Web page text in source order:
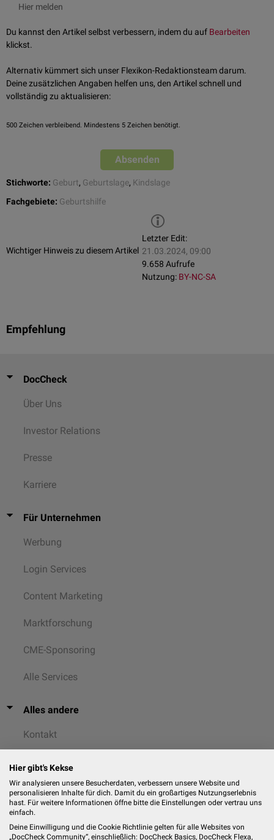
Hier melden
Du kannst den Artikel selbst verbessern, indem du auf Bearbeiten
klickst.
Alternativ kümmert sich unser Flexikon-Redaktionsteam darum.
Deine zusätzlichen Angaben helfen uns, den Artikel schnell und
vollständig zu aktualisieren:
500 Zeichen verbleibend. Mindestens 5 Zeichen benötigt.
Absenden
Stichworte: Geburt, Geburtslage, Kindslage
Fachgebiete: Geburtshilfe
Wichtiger Hinweis zu diesem Artikel
Letzter Edit:
21.03.2024, 09:00
9.658 Aufrufe
Nutzung: BY-NC-SA
Empfehlung
DocCheck
Über Uns
Investor Relations
Presse
Karriere
Für Unternehmen
Werbung
Login Services
Content Marketing
Marktforschung
CME-Sponsoring
Alle Services
Alles andere
Kontakt
AGB
Datenschutz
Cookies
Hier gibt's Kekse
Wir analysieren unsere Besucherdaten, verbessern unsere Website und
personalisieren Inhalte für dich. Damit du ein großartiges Nutzungserlebnis
hast. Für weitere Informationen öffne bitte die Einstellungen oder vertrau uns
einfach.
Deine Einwilligung und die Cookie Richtlinie gelten für alle Websites von
„DocCheck Community“, einschließlich: DocCheck Basics, DocCheck Flexa,